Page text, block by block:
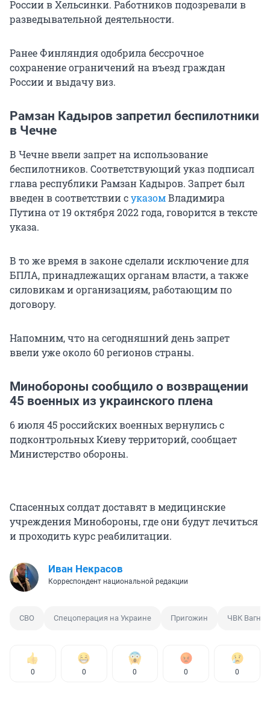
России в Хельсинки. Работников подозревали в
разведывательной деятельности.
Ранее Финляндия одобрила бессрочное
сохранение ограничений на въезд граждан
России и выдачу виз.
Рамзан Кадыров запретил беспилотники
в Чечне
В Чечне ввели запрет на использование
беспилотников. Соответствующий указ подписал
глава республики Рамзан Кадыров. Запрет был
введен в соответствии суказомВладимира
Путина от 19 октября 2022 года, говорится в тексте
указа.
В то же время в законе сделали исключение для
БПЛА, принадлежащих органам власти, а также
силовикам и организациям, работающим по
договору.
Напомним, что на сегодняшний день запрет
ввели уже около 60 регионов страны.
Минобороны сообщило о возвращении
45 военных из украинского плена
6 июля 45 российских военных вернулись с
подконтрольных Киеву территорий, сообщает
Министерство обороны.
Спасенных солдат доставят в медицинские
учреждения Минобороны, где они будут лечиться
и проходить курс реабилитации.
Иван Некрасов
Корреспондент национальной редакции
СВО Спецоперация на Украине Пригожин ЧВК Вагнер
0 0 0 0 0